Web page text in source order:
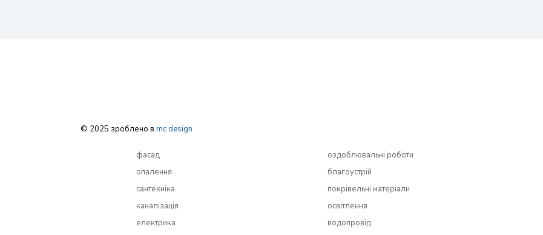
© 2025 зроблено в mc design
фасад
опалення
сантехніка
каналізація
електрика
оздоблювальні роботи
благоустрій
покрівельні матеріали
освітлення
водопровід